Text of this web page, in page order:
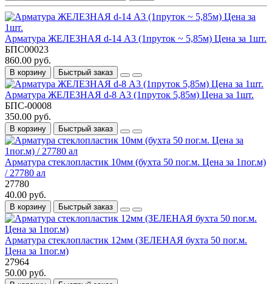
Арматура ЖЕЛЕЗНАЯ d-14 А3 (1пруток ~ 5,85м) Цена за 1шт.
БПС00023
860.00 руб.
В корзину Быстрый заказ
Арматура ЖЕЛЕЗНАЯ d-8 А3 (1пруток 5,85м) Цена за 1шт.
БПС-00008
350.00 руб.
В корзину Быстрый заказ
Арматура стеклопластик 10мм (бухта 50 пог.м. Цена за 1пог.м)
/ 27780 ал
27780
40.00 руб.
В корзину Быстрый заказ
Арматура стеклопластик 12мм (ЗЕЛЕНАЯ бухта 50 пог.м.
Цена за 1пог.м)
27964
50.00 руб.